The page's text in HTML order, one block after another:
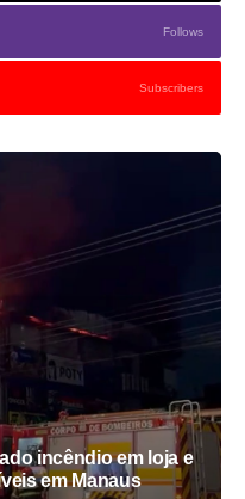
Follows
Subscribers
incêndio em loja e
em Manaus